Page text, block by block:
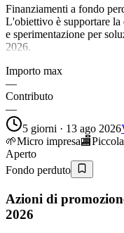
Finanziamenti a fondo
L'obiettivo è supportare
e sperimentazione per
2026.
Importo max
—
Contributo
—
5 giorni · 13 ago 2026
🌱Micro impresa🏬
Aperto
Fondo perduto
Azioni di
2026